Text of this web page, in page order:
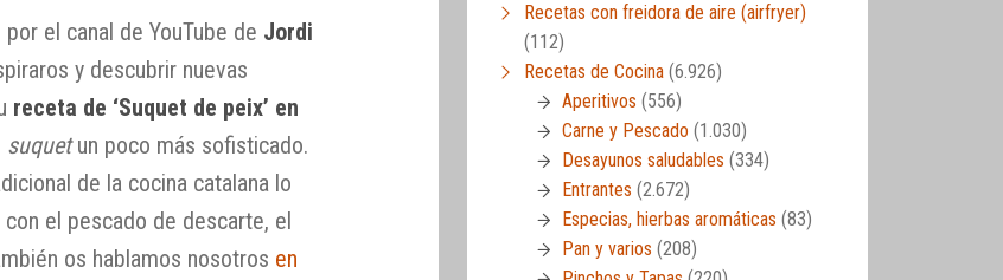
el canal de YouTube de Jordi
y descubrir nuevas
receta de ‘Suquet de peix’ en
suquetun poco más sofisticado.
de la cocina catalana lo
el pescado de descarte, el
os hablamos nosotros en
Recetas con freidora de aire (airfryer)
(112)
Recetas de Cocina (6.926)
Aperitivos (556)
Carne y Pescado (1.030)
Desayunos saludables (334)
Entrantes (2.672)
Especias, hierbas aromáticas (83)
Pan y varios (208)